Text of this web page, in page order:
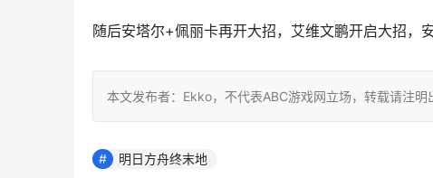
随后安塔尔+佩丽卡再开大招，艾维文鹏开启大招，
本文发布者：Ekko，不代表ABC游戏网立场，转载请注明
明日方舟终末地